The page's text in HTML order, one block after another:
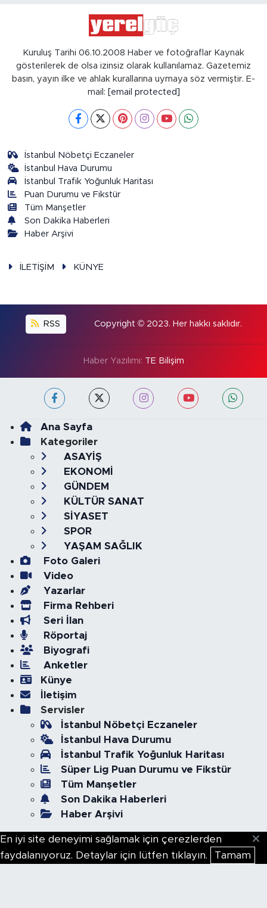
Kuruluş Tarihi 06.10.2008 Haber ve fotoğraflar Kaynak
gösterilerek de olsa izinsiz olarak kullanılamaz. Gazetemiz
basın, yayın ilke ve ahlak kurallarına uymaya söz vermiştir. E-
mail: [email protected]
İstanbul Nöbetçi Eczaneler
İstanbul Hava Durumu
İstanbul Trafik Yoğunluk Haritası
Puan Durumu ve Fikstür
Tüm Manşetler
Son Dakika Haberleri
Haber Arşivi
İLETİŞİM KÜNYE
RSS Copyright © 2023. Her hakkı saklıdır.
Haber Yazılımı: TE Bilişim
Ana Sayfa
Kategoriler
ASAYİŞ
EKONOMİ
GÜNDEM
KÜLTÜR SANAT
SİYASET
SPOR
YAŞAM SAĞLIK
Foto Galeri
Video
Yazarlar
Firma Rehberi
Seri İlan
Röportaj
Biyografi
Anketler
Künye
İletişim
Servisler
İstanbul Nöbetçi Eczaneler
İstanbul Hava Durumu
İstanbul Trafik Yoğunluk Haritası
Süper Lig Puan Durumu ve Fikstür
Tüm Manşetler
Son Dakika Haberleri
Haber Arşivi
En iyi site deneyimi sağlamak için çerezlerden
faydalanıyoruz. Detaylar için lütfen tıklayın.
Tamam